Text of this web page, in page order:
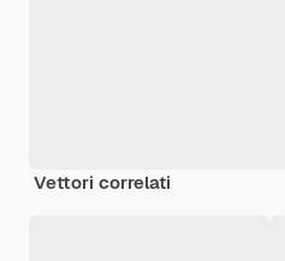
Vettori correlati